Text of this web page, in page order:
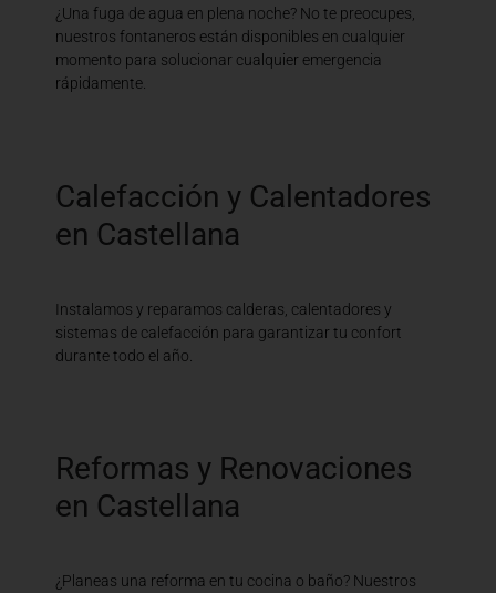
¿Una fuga de agua en plena noche? No te preocupes,
nuestros fontaneros están disponibles en cualquier
momento para solucionar cualquier emergencia
rápidamente.
Calefacción y Calentadores
en Castellana
Instalamos y reparamos calderas, calentadores y
sistemas de calefacción para garantizar tu confort
durante todo el año.
Reformas y Renovaciones
en Castellana
¿Planeas una reforma en tu cocina o baño? Nuestros